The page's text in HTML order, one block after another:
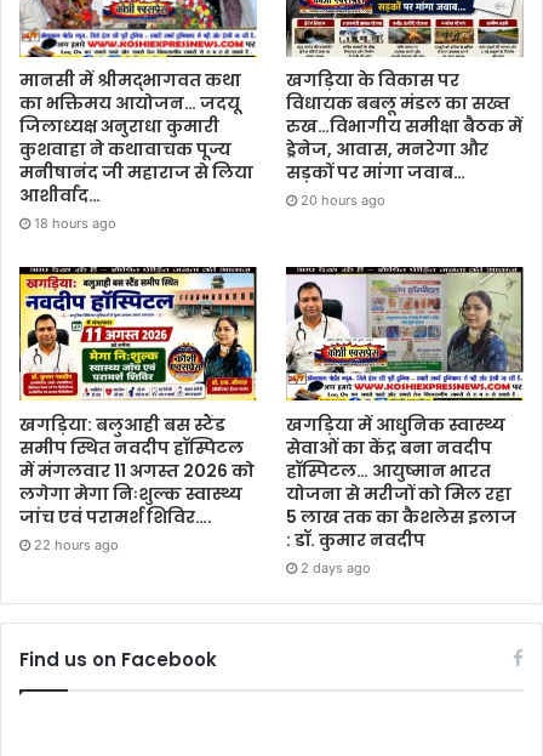
मानसी में श्रीमद्भागवत कथा
का भक्तिमय आयोजन… जदयू
जिलाध्यक्ष अनुराधा कुमारी
कुशवाहा ने कथावाचक पूज्य
मनीषानंद जी महाराज से लिया
आशीर्वाद…
18 hours ago
खगड़िया के विकास पर
विधायक बबलू मंडल का सख्त
रुख…विभागीय समीक्षा बैठक में
ड्रेनेज, आवास, मनरेगा और
सड़कों पर मांगा जवाब…
20 hours ago
खगड़िया: बलुआही बस स्टैंड
समीप स्थित नवदीप हॉस्पिटल
में मंगलवार 11 अगस्त 2026 को
लगेगा मेगा निःशुल्क स्वास्थ्य
जांच एवं परामर्श शिविर….
22 hours ago
खगड़िया में आधुनिक स्वास्थ्य
सेवाओं का केंद्र बना नवदीप
हॉस्पिटल… आयुष्मान भारत
योजना से मरीजों को मिल रहा
5 लाख तक का कैशलेस इलाज
: डॉ. कुमार नवदीप
2 days ago
Find us on Facebook